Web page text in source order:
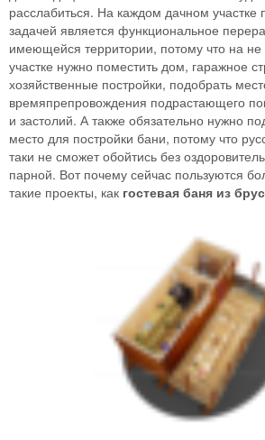
расслабиться. На каждом дачном участке
задачей является функциональное
имеющейся территории, потому что на
участке нужно поместить дом, гаражное
хозяйственные постройки, подобрать
времяпрепровождения подрастающего
и застолий. А также обязательно нужно
место для постройки бани, потому что
таки не сможет обойтись без
парной. Вот почему сейчас пользуются
такие проекты, как гостевая баня из